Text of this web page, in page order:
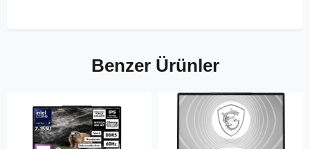
Benzer Ürünler